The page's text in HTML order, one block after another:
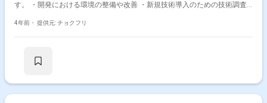
す。 ・開発における環境の整備や改善 ・新規技術導入のための技術調査
備 ・ログ基盤整備
4年前・ 提供元: チョクフリ